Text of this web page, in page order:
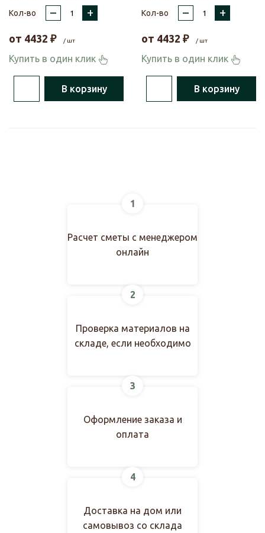
Кол-во
– +
от 4432 ₽ / шт
Купить в один клик
В корзину
Кол-во
– +
от 4432 ₽ / шт
Купить в один клик
В корзину
1
Расчет сметы с менеджером
онлайн
2
Проверка материалов на
складе, если необходимо
3
Оформление заказа и
оплата
4
Доставка на дом или
самовывоз со склада